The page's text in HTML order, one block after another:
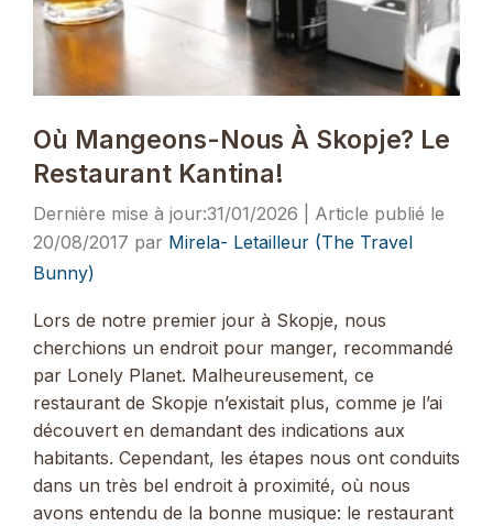
Où Mangeons-Nous À Skopje? Le
Restaurant Kantina!
31/01/2026
20/08/2017 par Mirela- Letailleur (The Travel
Bunny)
Lors de notre premier jour à Skopje, nous
cherchions un endroit pour manger, recommandé
par Lonely Planet. Malheureusement, ce
restaurant de Skopje n’existait plus, comme je l’ai
découvert en demandant des indications aux
habitants. Cependant, les étapes nous ont conduits
dans un très bel endroit à proximité, où nous
avons entendu de la bonne musique: le restaurant